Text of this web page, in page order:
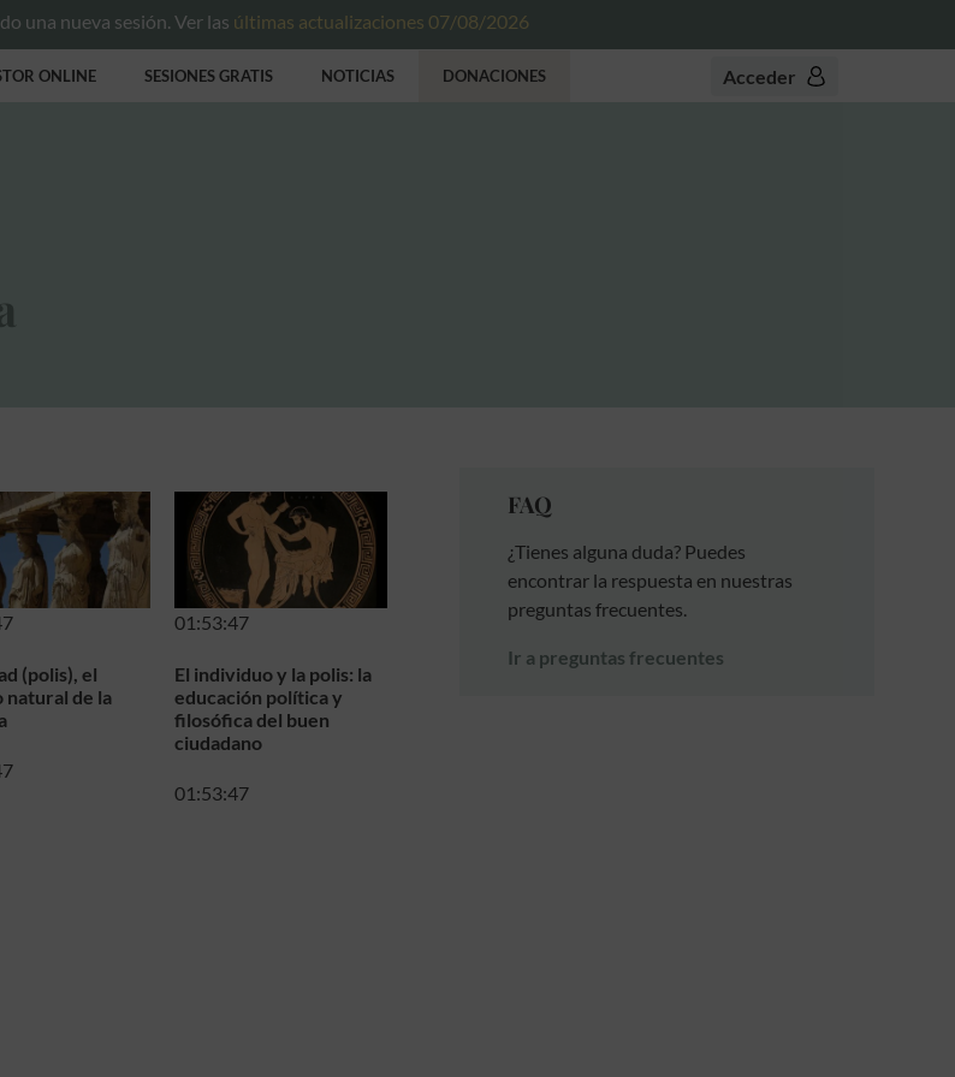
una nueva sesión. Ver las últimas actualizaciones 07/08/2026
ONLINE SESIONES GRATIS NOTICIAS DONACIONES Acceder
(polis), el
natural de la
01:53:47
El individuo y la polis: la
educación política y
filosófica del buen
ciudadano
01:53:47
FAQ
¿Tienes alguna duda? Puedes
encontrar la respuesta en nuestras
preguntas frecuentes.
Ir a preguntas frecuentes